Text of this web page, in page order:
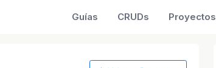
Guías CRUDs Proyectos